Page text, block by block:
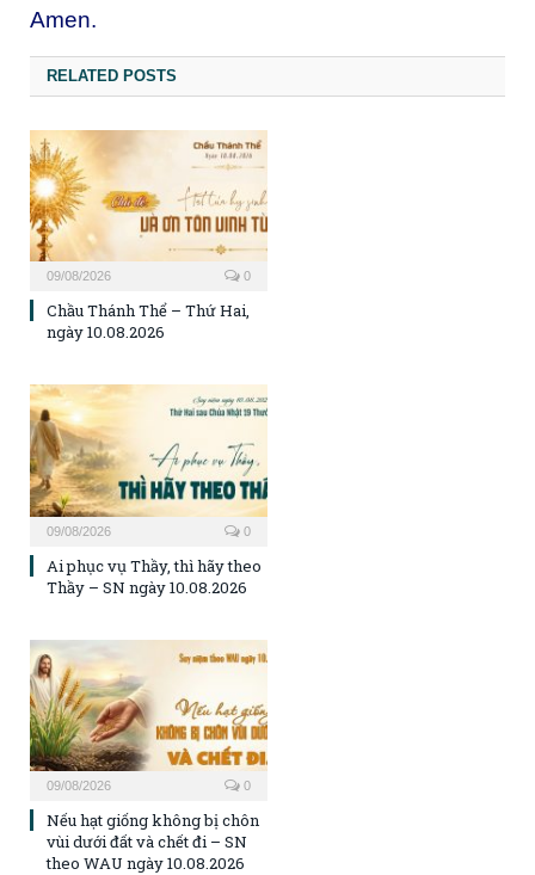
Amen.
RELATED POSTS
09/08/2026 0
Chầu Thánh Thể – Thứ Hai,
ngày 10.08.2026
09/08/2026 0
Ai phục vụ Thầy, thì hãy theo
Thầy – SN ngày 10.08.2026
09/08/2026 0
Nếu hạt giống không bị chôn
vùi dưới đất và chết đi – SN
theo WAU ngày 10.08.2026